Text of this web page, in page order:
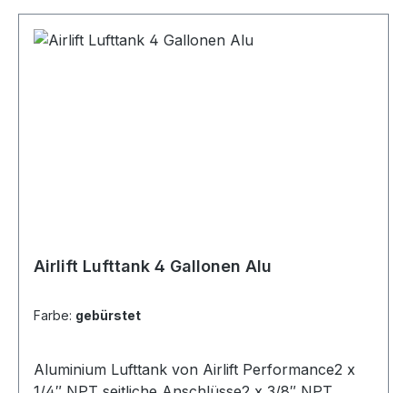
Airlift Lufttank 4 Gallonen Alu
Farbe: gebürstet
Aluminium Lufttank von Airlift Performance2 x